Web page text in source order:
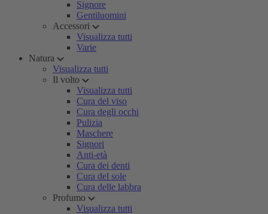
Signore
Gentiluomini
Accessori
Visualizza tutti
Varie
Natura
Visualizza tutti
Il volto
Visualizza tutti
Cura del viso
Cura degli occhi
Pulizia
Maschere
Signori
Anti-età
Cura dei denti
Cura del sole
Cura delle labbra
Profumo
Visualizza tutti